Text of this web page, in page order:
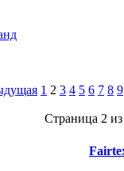
1 2 3 4 5 6 7 8 9
Страница 2